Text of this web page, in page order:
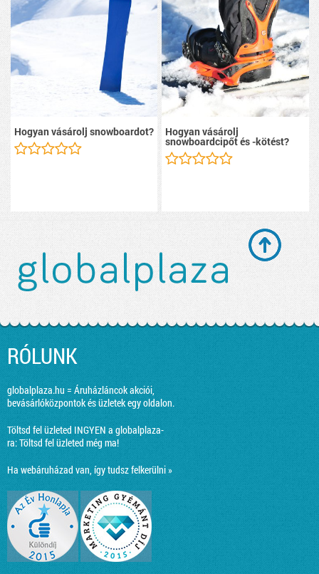
Hogyan vásárolj snowboardot? Hogyan vásárolj
snowboardcipőt és -kötést?
RÓLUNK
globalplaza.hu = Áruházláncok akciói,
bevásárlóközpontok és üzletek egy oldalon.
Töltsd fel üzleted INGYEN a globalplaza-
ra:Töltsd fel üzleted még ma!
Ha webáruházad van, így tudsz felkerülni »